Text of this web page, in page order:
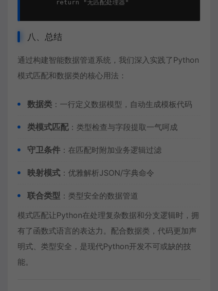
        return "无匹配处理器"
八、总结
通过构建智能数据管道系统，我们深入实践了Python
模式匹配和数据类的核心用法：
数据类 ：一行定义数据模型，自动生成模板代码
类模式匹配：类型检查与字段提取一气呵成
守卫条件 ：在匹配时附加业务逻辑过滤
映射模式 ：优雅解析JSON/字典命令
联合类型 ：类型安全的数据管道
模式匹配让Python在处理复杂数据和分支逻辑时，拥
有了函数式语言的表达力。配合数据类，代码更加声
明式、类型安全，是现代Python开发不可或缺的技
能。